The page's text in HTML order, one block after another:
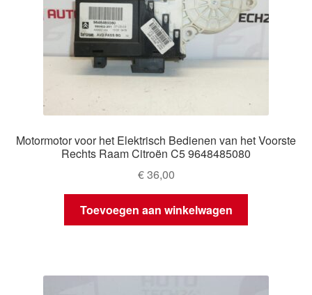
Motormotor voor het Elektrisch Bedienen van het Voorste
Rechts Raam Citroën C5 9648485080
€36,00
Toevoegen aan winkelwagen